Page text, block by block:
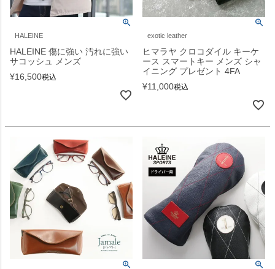
HALEINE
HALEINE 傷に強い 汚れに強い
サコッシュ メンズ
¥16,500税込
exotic leather
ヒマラヤ クロコダイル キーケ
ース スマートキー メンズ シャ
イニング プレゼント 4FA
¥11,000税込